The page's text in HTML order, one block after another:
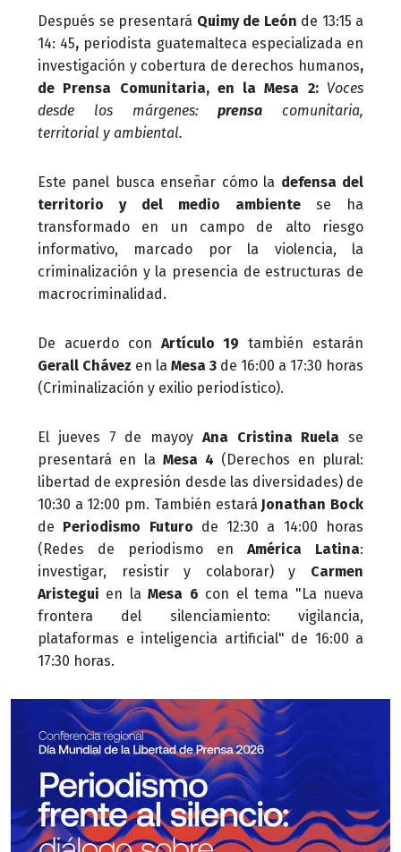
Después se presentará Quimy de León de 13:15 a
14: 45, periodista guatemalteca especializada en
investigación y cobertura de derechos humanos,
de Prensa Comunitaria, en la Mesa 2: Voces
desde los márgenes:prensa comunitaria,
territorial y ambiental.
Este panel busca enseñar cómo la defensa del
territorio y del medio ambiente se ha
transformado en un campo de alto riesgo
informativo, marcado por la violencia, la
criminalización y la presencia de estructuras de
macrocriminalidad.
De acuerdo con Artículo 19 también estarán
Gerall Chávez en la Mesa 3 de 16:00 a 17:30 horas
(Criminalización y exilio periodístico).
El jueves 7 de mayoy Ana Cristina Ruela se
presentará en la Mesa 4 (Derechos en plural:
libertad de expresión desde las diversidades) de
10:30 a 12:00 pm. También estará Jonathan Bock
de Periodismo Futuro de 12:30 a 14:00 horas
(Redes de periodismo en América Latina:
investigar, resistir y colaborar) y Carmen
Aristegui en laMesa 6 con el tema "La nueva
frontera del silenciamiento: vigilancia,
plataformas e inteligencia artificial" de 16:00 a
17:30 horas.